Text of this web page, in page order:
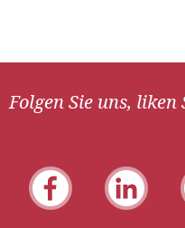
Folgen Sie uns, liken